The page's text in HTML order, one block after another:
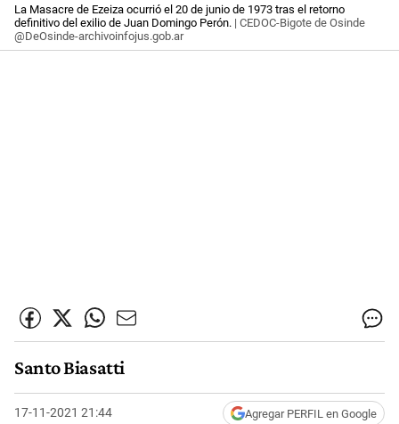
La Masacre de Ezeiza ocurrió el 20 de junio de 1973 tras el retorno
definitivo del exilio de Juan Domingo Perón. | CEDOC-Bigote de Osinde
@DeOsinde-archivoinfojus.gob.ar
Santo Biasatti
17-11-2021 21:44 Agregar PERFIL en Google